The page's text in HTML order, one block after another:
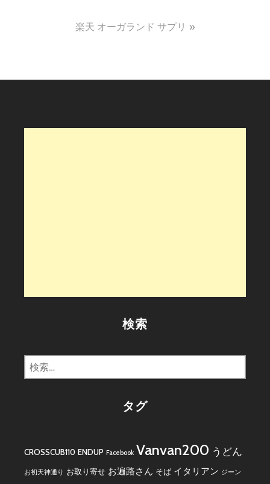
ゲ
シ
楽天 オーガランド サプリ
検索
検
索:
タグ
CROSSCUB110 ENDUP Facebook Vanvan200 うどん
お初天神通り お取り寄せ お遍路さん そば イタリアン ジーン